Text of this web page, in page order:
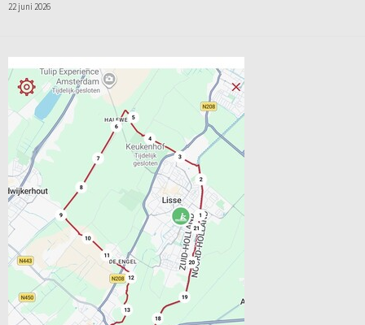
22 juni 2026